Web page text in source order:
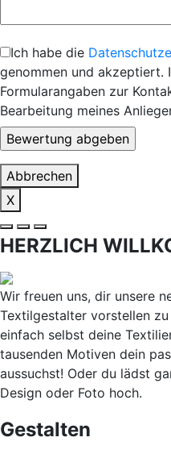
Ich habe die
genommen und akzeptiert.
Formularangaben zur
Bearbeitung meines
Abbrechen
X
HERZLICH
Wir freuen uns, dir unsere
Textilgestalter vorstellen
einfach selbst deine
tausenden Motiven dein
aussuchst! Oder du lädst
Design oder Foto hoch.
Gestalten